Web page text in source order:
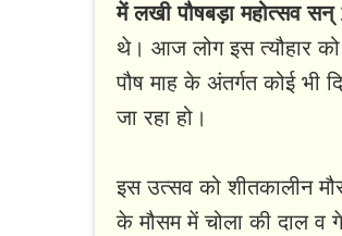
में लखी पौषबड़ा महोत्सव सन्
थे। आज लोग इस त्यौहार
पौष माह के अंतर्गत कोई भी
जा रहा हो।
इस उत्सव को शीतकालीन
के मौसम में चोला की दाल व